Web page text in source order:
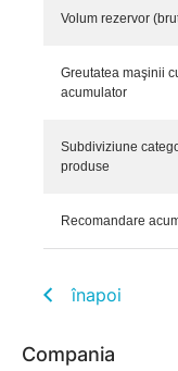
Volum rezervor
Greutatea maşinii
acumulator
Subdiviziune
produse
Recomandare
înapoi
Compania